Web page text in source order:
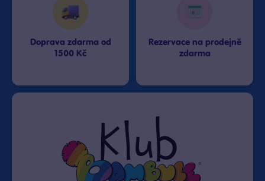
Doprava zdarma od
1500 Kč
Rezervace na prodejně
zdarma